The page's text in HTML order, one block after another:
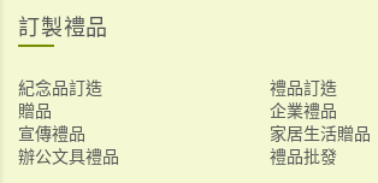
訂製禮品
紀念品訂造
禮品訂造
贈品
企業禮品
宣傳禮品
家居生活贈品
辦公文具禮品
禮品批發